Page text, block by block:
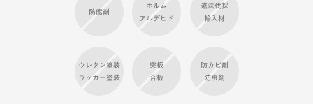
防腐剤
ホルム
アルデヒド
違法伐採
輸入材
ウレタン塗装
ラッカー塗装
突板
合板
防カビ剤
防虫剤